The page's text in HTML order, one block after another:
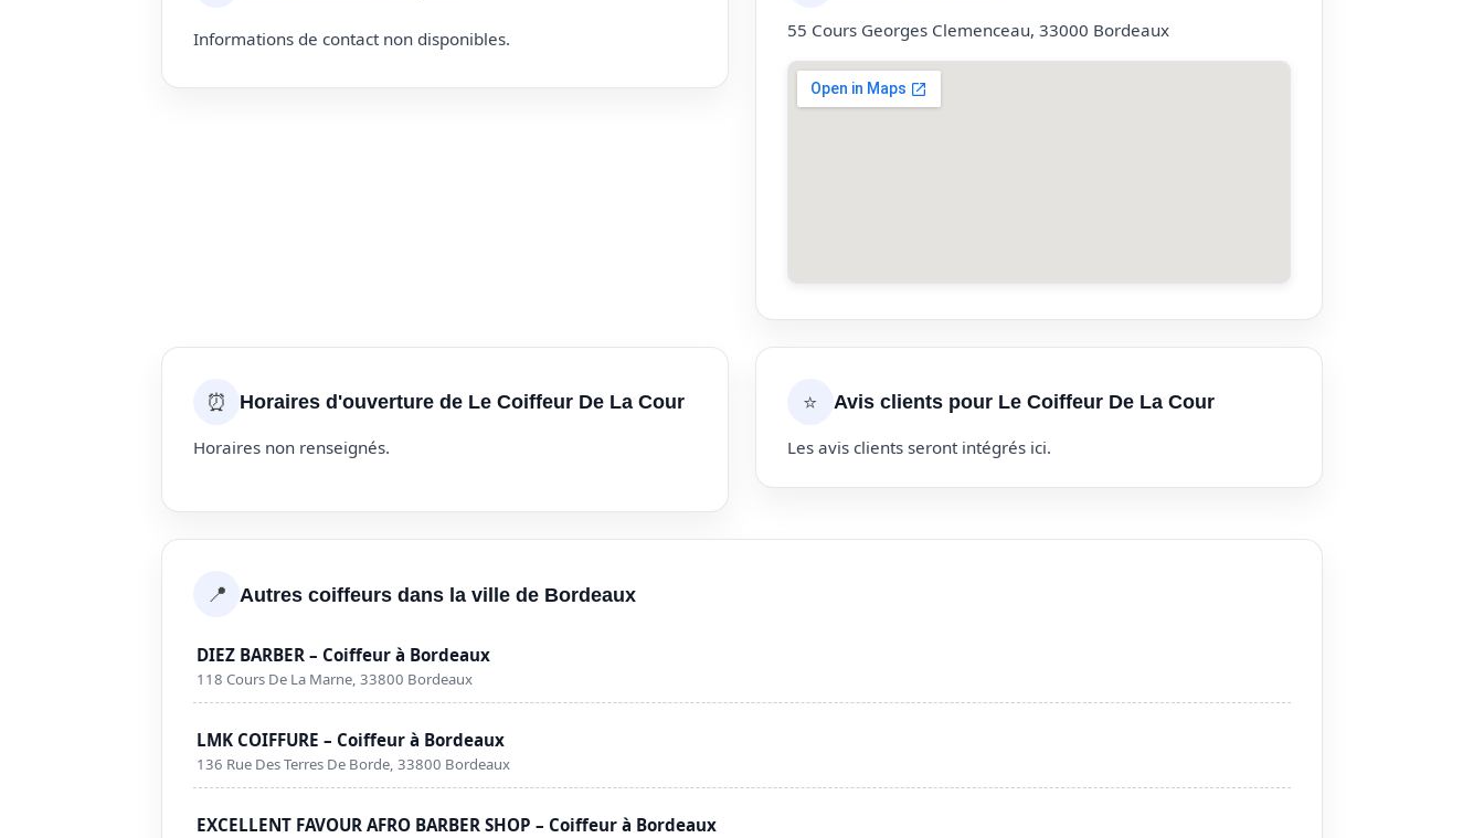
Informations de contact non disponibles. 55 Cours Georges Clemenceau, 33000 Bordeaux
⏰ Horaires d'ouverture de Le Coiffeur De La Cour
Horaires non renseignés.
⭐ Avis clients pour Le Coiffeur De La Cour
Les avis clients seront intégrés ici.
📍 Autres coiffeurs dans la ville de Bordeaux
DIEZ BARBER – Coiffeur à Bordeaux
118 Cours De La Marne, 33800 Bordeaux
LMK COIFFURE – Coiffeur à Bordeaux
136 Rue Des Terres De Borde, 33800 Bordeaux
EXCELLENT FAVOUR AFRO BARBER SHOP – Coiffeur à Bordeaux